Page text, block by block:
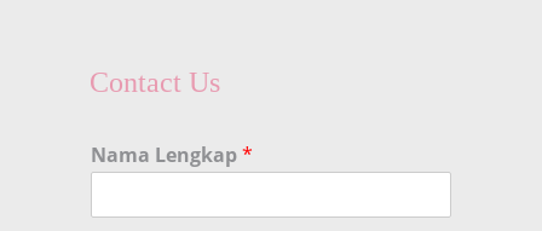
Contact Us
Nama Lengkap*